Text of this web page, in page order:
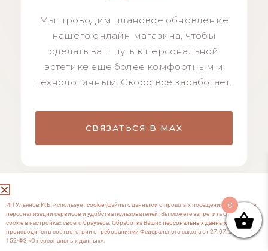
Мы проводим плановое обновление
нашего онлайн магазина, чтобы
сделать ваш путь к персональной
эстетике еще более комфортным и
технологичным. Скоро всё заработает.
СВЯЗАТЬСЯ В MAX
0
ИП Ульянов И.Б. используетcookie(файлы с данными о прошлых посещениях сайта) для
персонализации сервисов и удобства пользователей. Вы можете запретить сохранение
cookie в настройках своего браузера. Обработка Вашихперсональных данных
производится в соответствии с требованиями Федерального закона от 27.07.2006 №
152-Ф3 «О персональных данных».